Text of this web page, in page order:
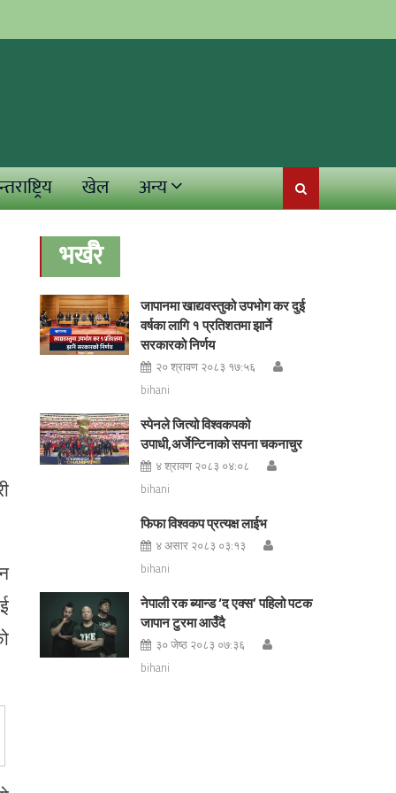
खेल अन्य
भर्खरै
जापानमा खाद्यवस्तुको उपभोग कर दुई
वर्षका लागि १ प्रतिशतमा झार्ने
सरकारको निर्णय
२० श्रावण २०८३ १७:५६
bihani
स्पेनले जित्यो विश्वकपको
उपाधी,अर्जेन्टिनाको सपना चकनाचुर
४ श्रावण २०८३ ०४:०८
bihani
फिफा विश्वकप प्रत्यक्ष लाईभ
४ असार २०८३ ०३:१३
bihani
नेपाली रक ब्यान्ड ‘द एक्स’ पहिलो पटक
जापान टुरमा आउँदै
३० जेष्ठ २०८३ ०७:३६
bihani